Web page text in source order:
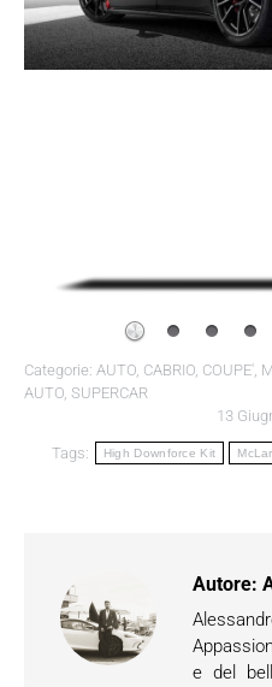
Categorie: AUTO, CABRIO, COUPE',
AUTO, SUPERCAR
13
Tags: High Downforce Kit
Autore:
e del